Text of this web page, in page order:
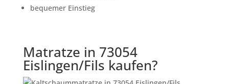
bequemer Einstieg
Matratze in 73054
Eislingen/Fils kaufen?